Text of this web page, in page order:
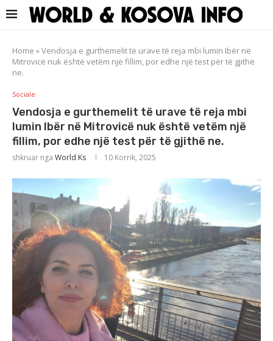
Home »Vendosja e gurthemelit të urave të reja mbi lumin Ibër në
Mitrovicë nuk është vetëm një fillim, por edhe një test për të gjithë
ne.
Sociale
Vendosja e gurthemelit të urave të reja mbi
lumin Ibër në Mitrovicë nuk është vetëm një
fillim, por edhe një test për të gjithë ne.
shkruar nga World Ks 10 Korrik, 2025